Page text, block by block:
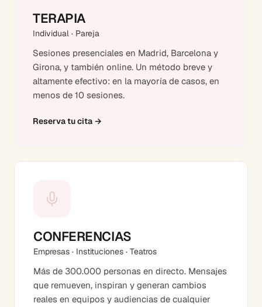
TERAPIA
Individual · Pareja
Sesiones presenciales en Madrid, Barcelona y
Girona, y también online. Un método breve y
altamente efectivo: en la mayoría de casos, en
menos de 10 sesiones.
Reserva tu cita →
CONFERENCIAS
Empresas · Instituciones · Teatros
Más de 300.000 personas en directo. Mensajes
que remueven, inspiran y generan cambios
reales en equipos y audiencias de cualquier